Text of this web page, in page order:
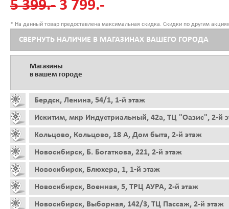
5 399.- 3 799.-
* На данный товар предоставлена максимальная скидка. Скидки по другим
СВЕРНУТЬ НАЛИЧИЕ В МАГАЗИНАХ ВАШЕГО ГОРОДА
Магазины
в вашем городе
Бердск, Ленина, 54/1, 1-й этаж
Искитим, мкр Индустриальный, 42а, ТЦ "Оазис", 2-й
Кольцово, Кольцово, 18 А, Дом быта, 2-й этаж
Новосибирск, Б. Богаткова, 221, 2-й этаж
Новосибирск, Блюхера, 1, 1-й этаж
Новосибирск, Военная, 5, ТРЦ АУРА, 2-й этаж
Новосибирск, Выборная, 142/3, ТЦ Пассаж, 2-й этаж